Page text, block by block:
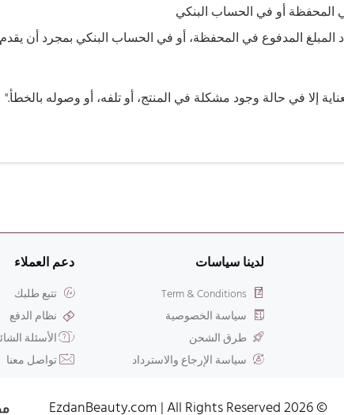
المحفظة أو في الحساب البنكي
إلا في حالة وجود مشكلة في المنتج، أو تلفه، أو وصوله بالخطأ."
لدينا سياسات
Term & Conditions
سياسة الخصوصية
طرق الشحن
سياسة الإرجاع والاسترداد
دعم العملاء
تتبع طلبك
نظام الدفع
الأسئلة
تواصل معنا
© 2026 EzdanBeauty.com | All Rights Reserved​